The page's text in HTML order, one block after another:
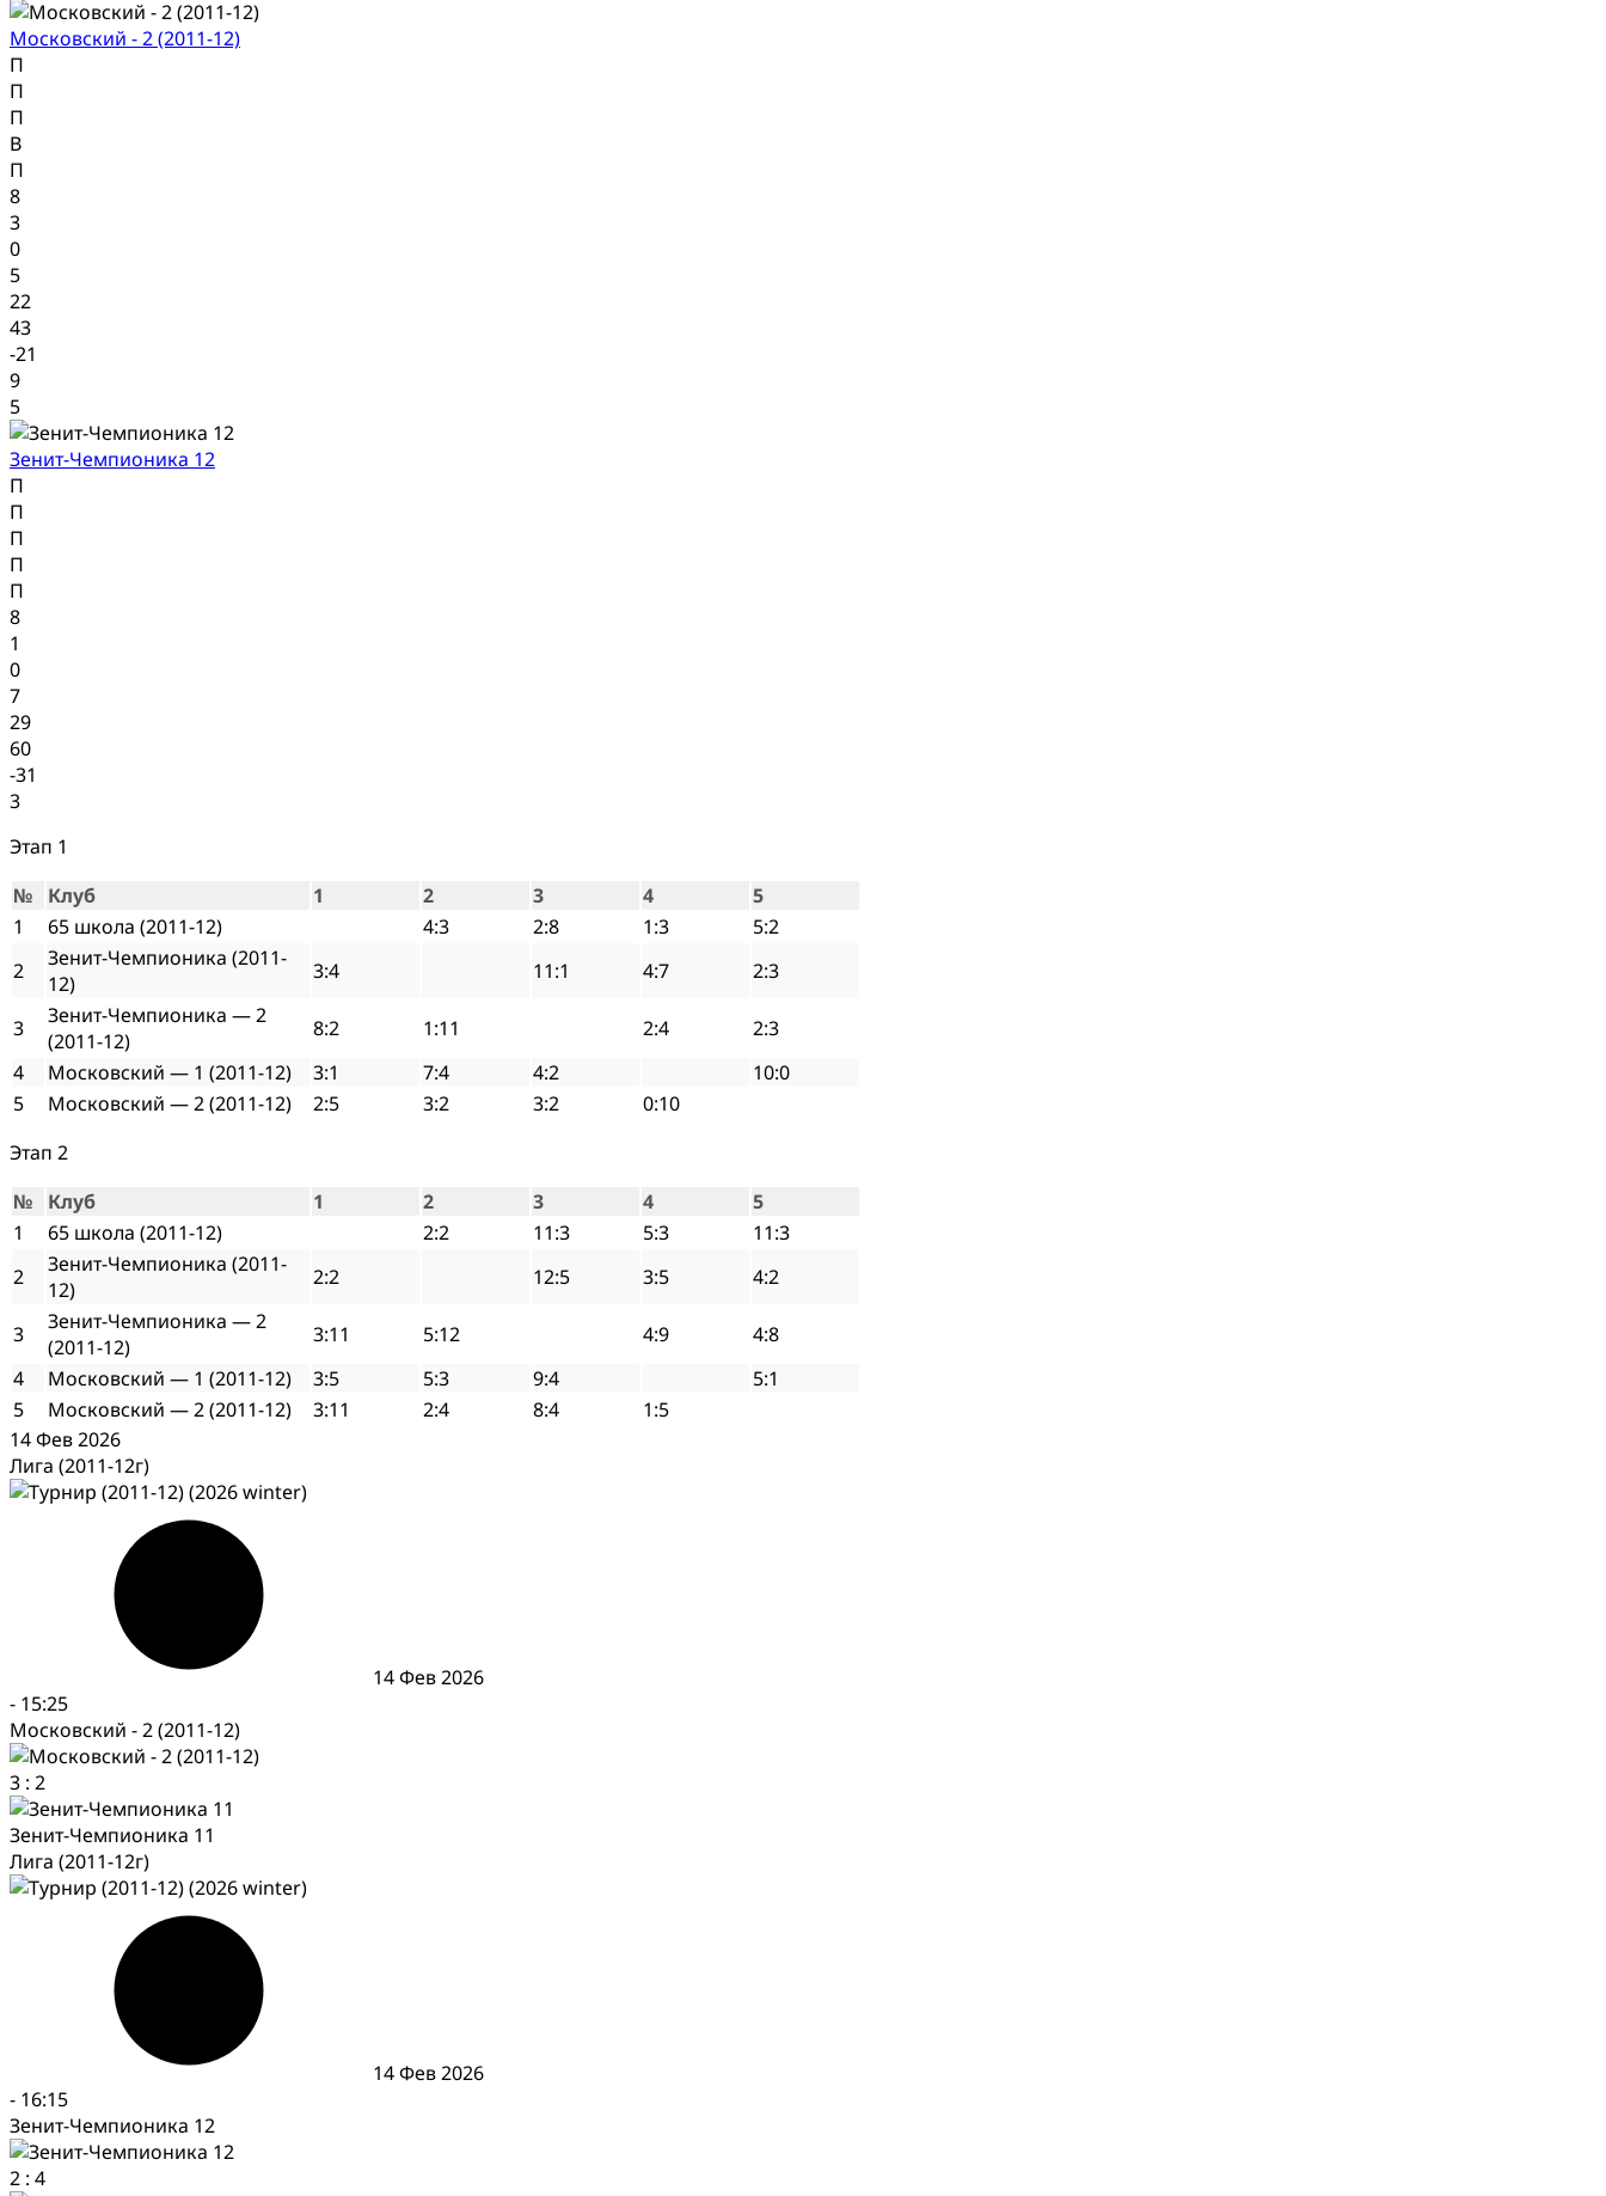
Московский - 2 (2011-12)
П
П
П
В
П
8
3
0
5
22
43
-21
9
5
Зенит-Чемпионика 12
П
П
П
П
П
8
1
0
7
29
60
-31
3
Этап 1
№
Клуб 1 2 3 4
5
1
65 школа (2011-12) 4:3 2:8 1:3
5:2
2
Зенит-Чемпионика (2011-
12)
3:4 11:1 4:7 2:3
3
Зенит-Чемпионика — 2
(2011-12)
8:2 1:11 2:4
2:3
4
Московский — 1 (2011-12) 3:1 7:4 4:2
10:0
5
Московский — 2 (2011-12) 2:5 3:2 3:2
0:10
Этап 2
№
Клуб 1 2 3 4
5
1
65 школа (2011-12) 2:2 11:3 5:3
11:3
2
Зенит-Чемпионика (2011-
12)
2:2 12:5 3:5 4:2
3
Зенит-Чемпионика — 2
(2011-12)
3:11 5:12 4:9
4:8
4
Московский — 1 (2011-12) 3:5 5:3 9:4
5:1
5
Московский — 2 (2011-12) 3:11 2:4 8:4
1:5
14 Фев 2026
Лига (2011-12г)
14 Фев 2026
- 15:25
Московский - 2 (2011-12)
3 : 2
Зенит-Чемпионика 11
Лига (2011-12г)
14 Фев 2026
- 16:15
Зенит-Чемпионика 12
2 : 4